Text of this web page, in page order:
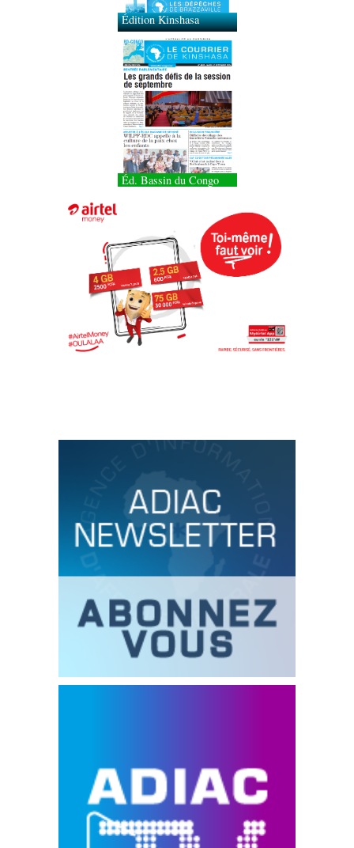
Éd. Bassin du Congo